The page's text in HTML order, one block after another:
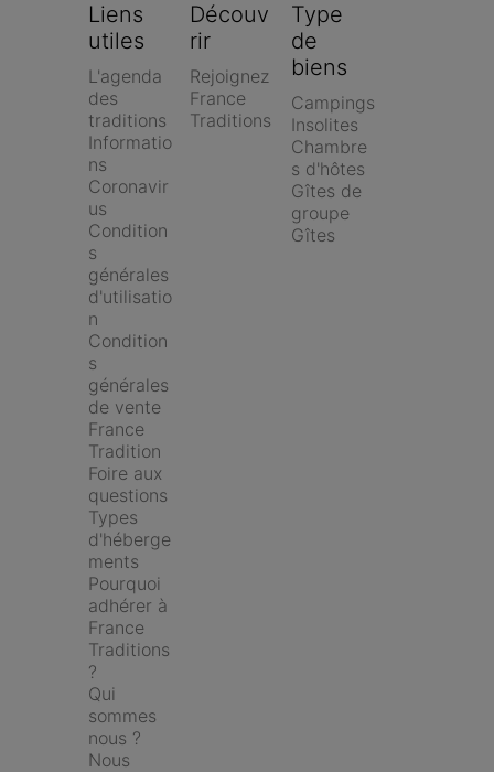
Liens
utiles
L'agenda
des
traditions
Informatio
ns
Coronavir
us
Condition
s
générales
d'utilisatio
n
Condition
s
générales
de vente
France
Tradition
Foire aux
questions
Types
d'héberge
ments
Pourquoi
adhérer à
France
Traditions
?
Qui
sommes
nous ?
Nous
Découv
rir
Rejoignez
France
Traditions
Type
de
biens
Campings
Insolites
Chambre
s d'hôtes
Gîtes de
groupe
Gîtes